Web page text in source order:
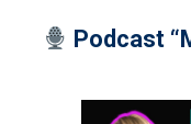
Podcast